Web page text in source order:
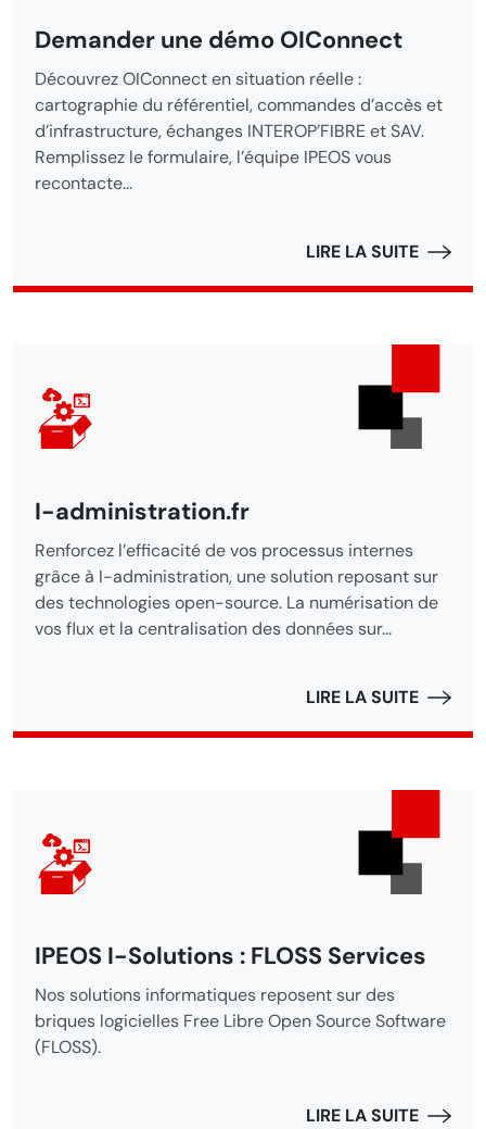
Demander une démo OIConnect
Découvrez OIConnect en situation réelle :
cartographie du référentiel, commandes d’accès et
d’infrastructure, échanges INTEROP’FIBRE et SAV.
Remplissez le formulaire, l’équipe IPEOS vous
recontacte...
LIRE LA SUITE
I-administration.fr
Renforcez l’efficacité de vos processus internes
grâce à I-administration, une solution reposant sur
des technologies open-source. La numérisation de
vos flux et la centralisation des données sur...
LIRE LA SUITE
IPEOS I-Solutions : FLOSS Services
Nos solutions informatiques reposent sur des
briques logicielles Free Libre Open Source Software
(FLOSS).
LIRE LA SUITE